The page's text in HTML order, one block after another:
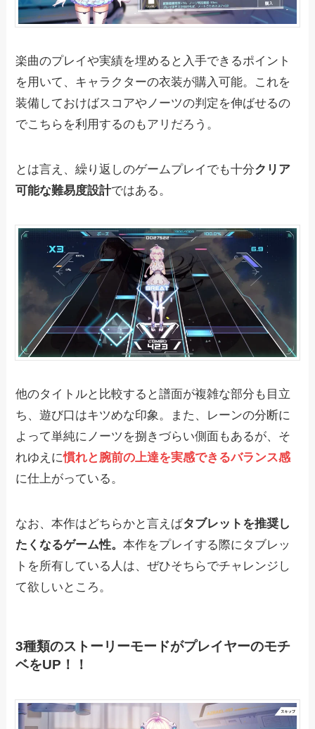
楽曲のプレイや実績を埋めると入手できるポイント
を用いて、キャラクターの衣装が購入可能。これを
装備しておけばスコアやノーツの判定を伸ばせるの
でこちらを利用するのもアリだろう。
とは言え、繰り返しのゲームプレイでも十分クリア
可能な難易度設計ではある。
他のタイトルと比較すると譜面が複雑な部分も目立
ち、遊び口はキツめな印象。また、レーンの分断に
よって単純にノーツを捌きづらい側面もあるが、そ
れゆえに慣れと腕前の上達を実感できるバランス感
に仕上がっている。
なお、本作はどちらかと言えばタブレットを推奨し
たくなるゲーム性。本作をプレイする際にタブレッ
トを所有している人は、ぜひそちらでチャレンジし
て欲しいところ。
3種類のストーリーモードがプレイヤーのモチ
ベをUP！！